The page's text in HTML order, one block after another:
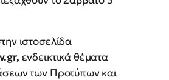
ιστοσελίδα
ενδεικτικά θέματα
των Προτύπων και